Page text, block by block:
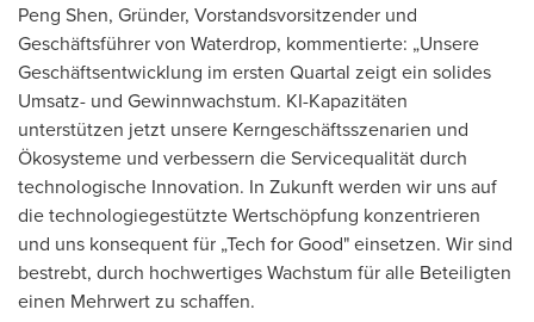
Peng Shen, Gründer, Vorstandsvorsitzender und
Geschäftsführer von Waterdrop, kommentierte: „Unsere
Geschäftsentwicklung im ersten Quartal zeigt ein solides
Umsatz- und Gewinnwachstum. KI-Kapazitäten
unterstützen jetzt unsere Kerngeschäftsszenarien und
Ökosysteme und verbessern die Servicequalität durch
technologische Innovation. In Zukunft werden wir uns auf
die technologiegestützte Wertschöpfung konzentrieren
und uns konsequent für „Tech for Good" einsetzen. Wir sind
bestrebt, durch hochwertiges Wachstum für alle Beteiligten
einen Mehrwert zu schaffen.